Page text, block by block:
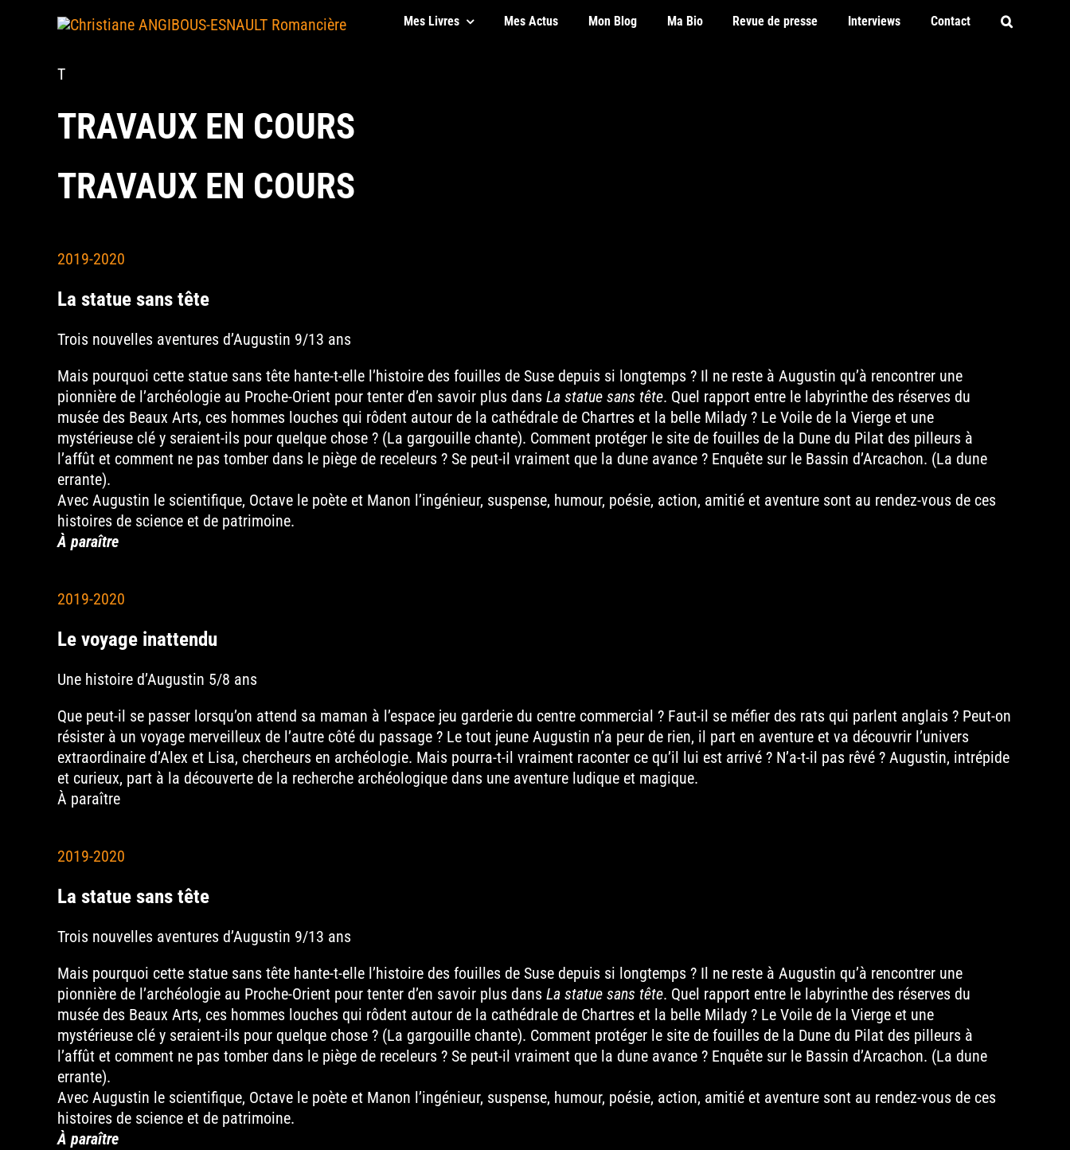
Mes Livres Mes Actus Mon Blog Ma Bio Revue de presse Interviews Contact
T
TRAVAUX EN COURS
TRAVAUX EN COURS
2019-2020
La statue sans tête
Trois nouvelles aventures d’Augustin 9/13 ans
Mais pourquoi cette statue sans tête hante-t-elle l’histoire des fouilles de Suse depuis si longtemps ? Il ne reste à Augustin qu’à rencontrer une
pionnière de l’archéologie au Proche-Orient pour tenter d’en savoir plus dans La statue sans tête. Quel rapport entre le labyrinthe des réserves du
musée des Beaux Arts, ces hommes louches qui rôdent autour de la cathédrale de Chartres et la belle Milady ? Le Voile de la Vierge et une
mystérieuse clé y seraient-ils pour quelque chose ? (La gargouille chante). Comment protéger le site de fouilles de la Dune du Pilat des pilleurs à
l’affût et comment ne pas tomber dans le piège de receleurs ? Se peut-il vraiment que la dune avance ? Enquête sur le Bassin d’Arcachon. (La dune
errante).
Avec Augustin le scientifique, Octave le poète et Manon l’ingénieur, suspense, humour, poésie, action, amitié et aventure sont au rendez-vous de ces
histoires de science et de patrimoine.
À paraître
2019-2020
Le voyage inattendu
Une histoire d’Augustin 5/8 ans
Que peut-il se passer lorsqu’on attend sa maman à l’espace jeu garderie du centre commercial ? Faut-il se méfier des rats qui parlent anglais ? Peut-on
résister à un voyage merveilleux de l’autre côté du passage ? Le tout jeune Augustin n’a peur de rien, il part en aventure et va découvrir l’univers
extraordinaire d’Alex et Lisa, chercheurs en archéologie. Mais pourra-t-il vraiment raconter ce qu’il lui est arrivé ? N’a-t-il pas rêvé ? Augustin, intrépide
et curieux, part à la découverte de la recherche archéologique dans une aventure ludique et magique.
À paraître
2019-2020
La statue sans tête
Trois nouvelles aventures d’Augustin 9/13 ans
Mais pourquoi cette statue sans tête hante-t-elle l’histoire des fouilles de Suse depuis si longtemps ? Il ne reste à Augustin qu’à rencontrer une
pionnière de l’archéologie au Proche-Orient pour tenter d’en savoir plus dans La statue sans tête. Quel rapport entre le labyrinthe des réserves du
musée des Beaux Arts, ces hommes louches qui rôdent autour de la cathédrale de Chartres et la belle Milady ? Le Voile de la Vierge et une
mystérieuse clé y seraient-ils pour quelque chose ? (La gargouille chante). Comment protéger le site de fouilles de la Dune du Pilat des pilleurs à
l’affût et comment ne pas tomber dans le piège de receleurs ? Se peut-il vraiment que la dune avance ? Enquête sur le Bassin d’Arcachon. (La dune
errante).
Avec Augustin le scientifique, Octave le poète et Manon l’ingénieur, suspense, humour, poésie, action, amitié et aventure sont au rendez-vous de ces
histoires de science et de patrimoine.
À paraître